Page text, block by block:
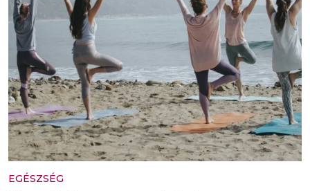
EGÉSZSÉG